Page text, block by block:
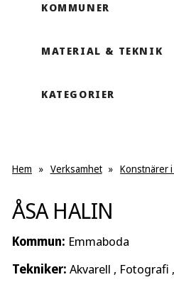
Hem » Verksamhet » Konstnärer
ÅSA HALIN
Kommun: Emmaboda
Tekniker: Akvarell , Fotografi